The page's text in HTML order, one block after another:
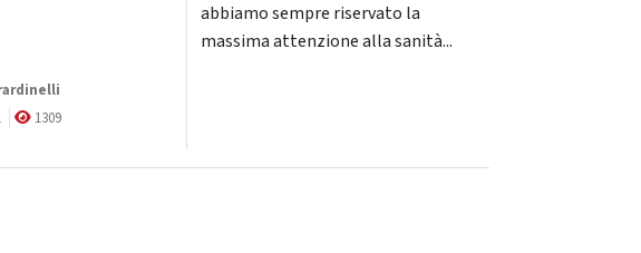
1309
abbiamo sempre riservato la
massima attenzione alla sanità...